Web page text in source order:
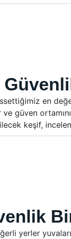
en
güven
keşif,
yerler